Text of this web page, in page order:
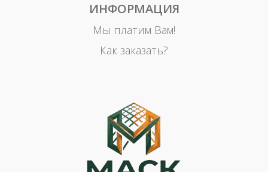
ИНФОРМАЦИЯ
Мы платим Вам!
Как заказать?